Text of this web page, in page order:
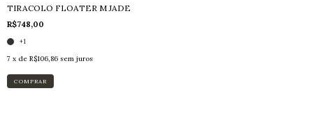
TIRACOLO FLOATER M JADE
R$748,00
+1
7 x de R$106,86 sem juros
COMPRAR